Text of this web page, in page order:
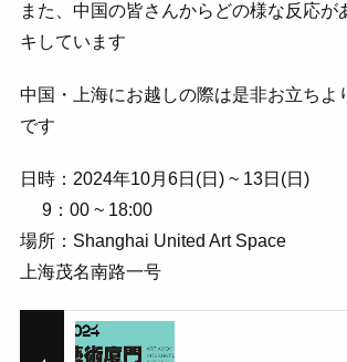
また、中国の皆さんからどの様な反応が
キしています
中国・上海にお越しの際は是非お立ちよ
です
日時：2024年10月6日(日) ~ 13日(日)
9：00 ~ 18:00
場所：Shanghai United Art Space
上海茂名南路一号